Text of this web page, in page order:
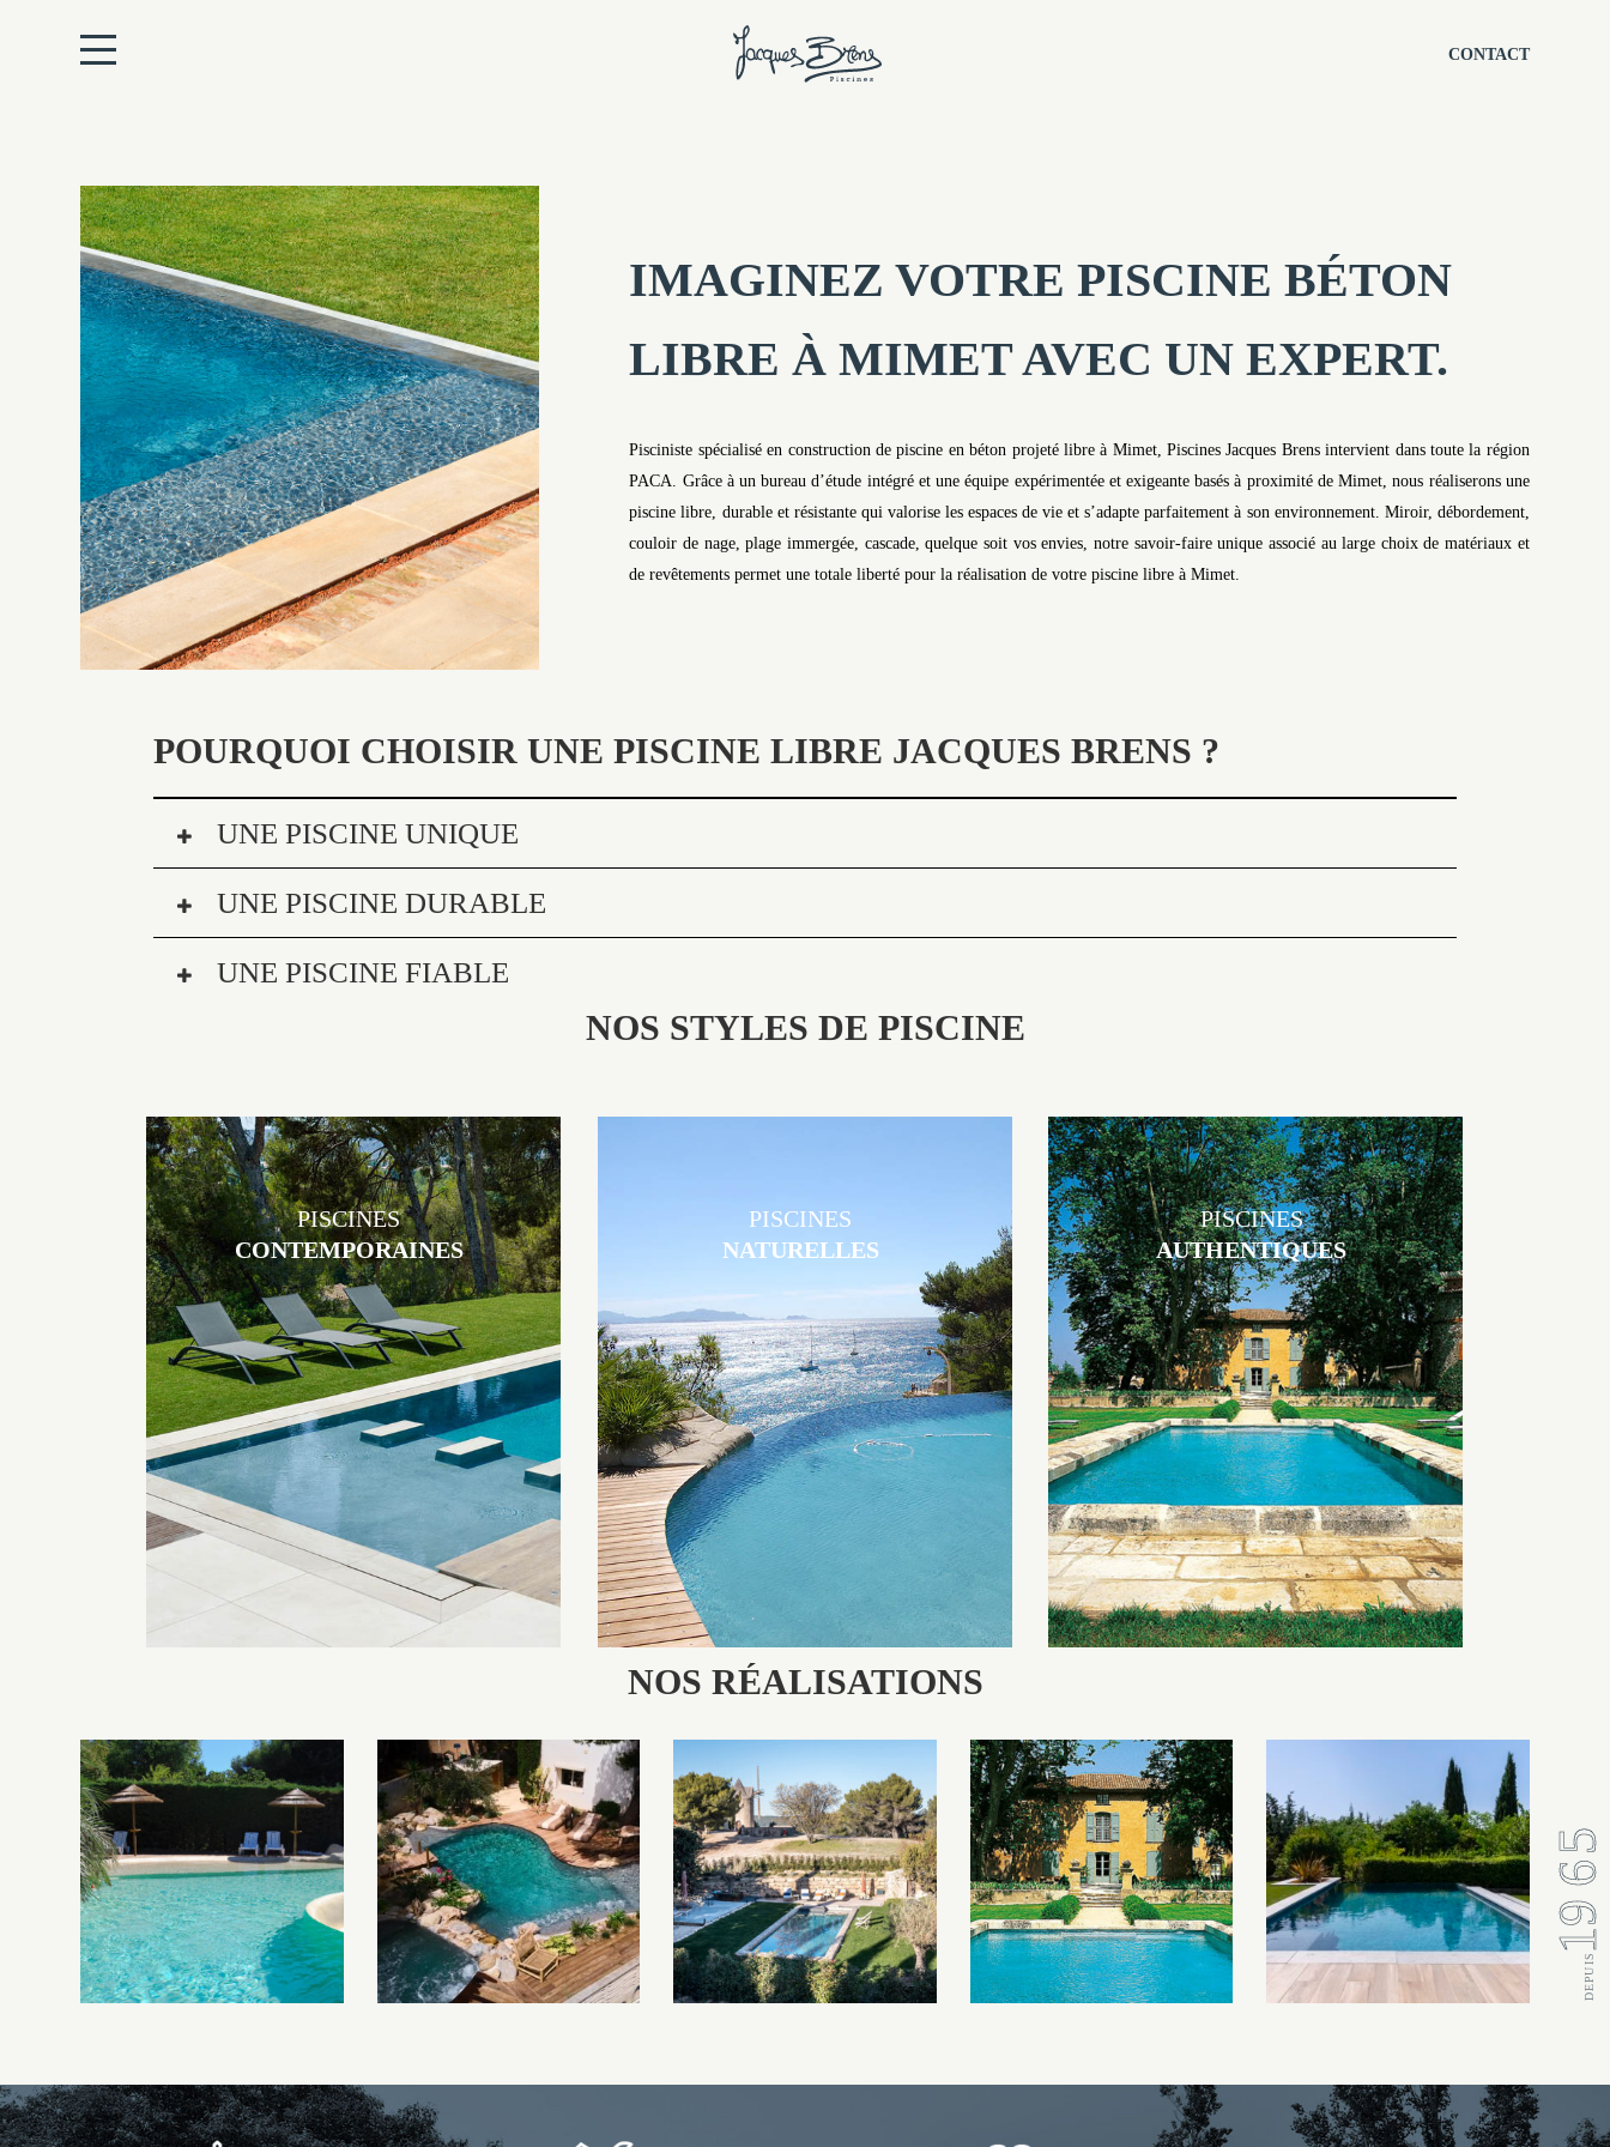
CONTACT
IMAGINEZ VOTRE PISCINE BÉTON
LIBRE À MIMET AVEC UN EXPERT.
Pisciniste spécialisé en construction de piscine en béton projeté libre à Mimet, Piscines Jacques Brens intervient dans toute la région
PACA. Grâce à un bureau d’étude intégré et une équipe expérimentée et exigeante basés à proximité de Mimet, nous réaliserons une
piscine libre, durable et résistante qui valorise les espaces de vie et s’adapte parfaitement à son environnement. Miroir, débordement,
couloir de nage, plage immergée, cascade, quelque soit vos envies, notre savoir-faire unique associé au large choix de matériaux et
de revêtements permet une totale liberté pour la réalisation de votre piscine libre à Mimet.
POURQUOI CHOISIR UNE PISCINE LIBRE JACQUES BRENS ?
UNE PISCINE UNIQUE
UNE PISCINE DURABLE
UNE PISCINE FIABLE
NOS STYLES DE PISCINE
Les piscines en béton contemporaines Jacques Brens sont uniques
grâce au large choix de matériaux et de revêtements et les
nombreuses options disponibles, miroir, couloir de nage, plage
immergée, débordement.
PISCINES
CONTEMPORAINES
Les piscines en béton naturelles Jacques Brens sont originales, elles
s’intègrent parfaitement à leur environnement grâce à un jeu de
volume et de matière sur-mesure conçu par notre bureau d’étude
spécialisé.
PISCINES
NATURELLES
Les piscines en béton authentiques Jacques Brens se démarquent par
la noblesse des matériaux
utilisés pour garder un aspect ancien, retrouver une patine naturelle
ou créer un ornement de pierres de taille.
PISCINES
AUTHENTIQUES
NOS RÉALISATIONS